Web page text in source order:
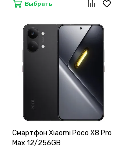
Выбрать
Смартфон Xiaomi Poco X8 Pro
Max 12/256GB